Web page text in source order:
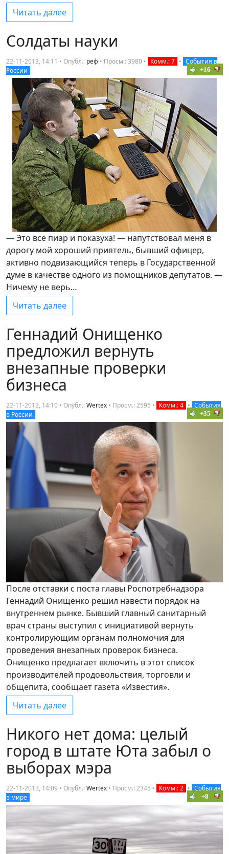
Читать далее
Солдаты науки
22-11-2013, 14:11 • Опубл.: реф • Просм.: 3980 • Комм.: 7 • События в
России
+16
— Это всё пиар и показуха! — напутствовал меня в
дорогу мой хороший приятель, бывший офицер,
активно подвизающийся теперь в Государственной
думе в качестве одного из помощников депутатов. —
Ничему не верь…
Читать далее
Геннадий Онищенко
предложил вернуть
внезапные проверки
бизнеса
22-11-2013, 14:10 • Опубл.:Wertex • Просм.: 2595 • Комм.: 4 • События
в России
+35
После отставки с поста главы Роспотребнадзора
Геннадий Онищенко решил навести порядок на
внутреннем рынке. Бывший главный санитарный
врач страны выступил с инициативой вернуть
контролирующим органам полномочия для
проведения внезапных проверок бизнеса.
Онищенко предлагает включить в этот список
производителей продовольствия, торговли и
общепита, сообщает газета «Известия».
Читать далее
Никого нет дома: целый
город в штате Юта забыл о
выборах мэра
22-11-2013, 14:09 • Опубл.:Wertex • Просм.: 2345 • Комм.: 2 • События
в мире
+8